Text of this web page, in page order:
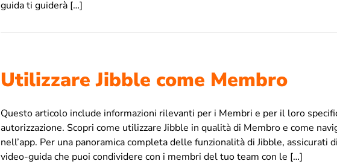
guida ti guiderà […]
Utilizzare Jibble come Membro
Questo articolo include informazioni rilevanti per i Membri e per il loro
autorizzazione. Scopri come utilizzare Jibble in qualità di Membro e come
nell’app. Per una panoramica completa delle funzionalità di Jibble, assicurati
video-guida che puoi condividere con i membri del tuo team con le […]